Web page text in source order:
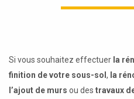
Si vous souhaitez effectuer la
finition de votre sous-sol , la
l’ajout de murs ou des travaux